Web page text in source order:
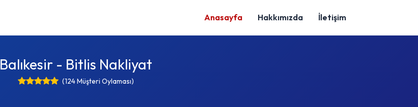
Anasayfa Hakkımızda İletişim
Balıkesir - Bitlis Nakliyat
(124 Müşteri Oylaması)